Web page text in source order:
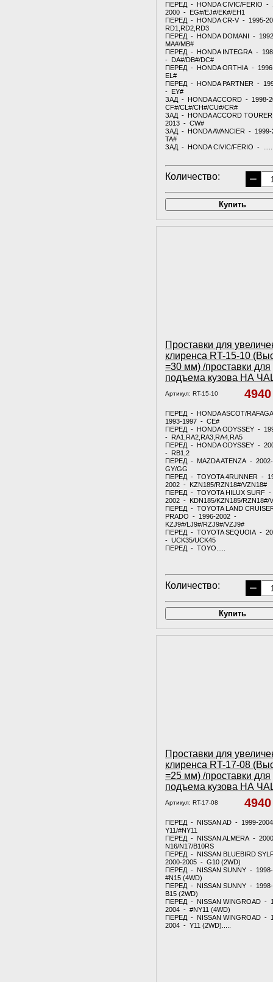
ПЕРЕД - HONDA CIVIC/FERIO -
2000 - EG#/EJ#/EK#/EH1
ПЕРЕД - HONDA CR-V - 1995-
RD1,RD2,RD3
ПЕРЕД - HONDA DOMANI -
MA#/MB#
ПЕРЕД - HONDA INTEGRA -
- DA#/DB#/DC#
ПЕРЕД - HONDA ORTHIA -
EL#
ПЕРЕД - HONDA PARTNER -
- EY#
ЗАД - HONDA ACCORD - 1998-
CF#/CL#/CH#/CU#/CR#
ЗАД - HONDA ACCORD
2013 - CW#
ЗАД - HONDA AVANCIER -
TA#
ЗАД - HONDA CIVIC/FERIO - .....
Количество: −
Купить
Проставки для
клиренса RT-15-10
=30 мм) /проставки для
подъема кузова НА
Артикул: RT-15-10
ПЕРЕД - HONDA ASCOT/
1993-1997 - СE#
ПЕРЕД - HONDA ODYSSEY -
- RA1,RA2,RA3,RA4,RA5
ПЕРЕД - HONDA ODYSSEY -
- RB1,2
ПЕРЕД - MAZDA ATENZA -
GY/GG
ПЕРЕД - TOYOTA 4RUNNER -
2002 - KZN185/RZN18#/VZN18#
ПЕРЕД - TOYOTA HILUX SURF -
2002 - KDN185/KZN185/RZN18#/
ПЕРЕД - TOYOTA LAND
PRADO - 1996-2002 -
KZJ9#/LJ9#/RZJ9#/VZJ9#
ПЕРЕД - TOYOTA SEQUOIA -
- UCK35/UCK45
ПЕРЕД - TOYO.....
Количество: −
Купить
Проставки для
клиренса RT-17-08
=25 мм) /проставки для
подъема кузова НА
Артикул: RT-17-08
ПЕРЕД - NISSAN AD - 1999-
Y11/#NY11
ПЕРЕД - NISSAN ALMERA -
N16/N17/B10RS
ПЕРЕД - NISSAN BLUEBIRD
2000-2005 - G10 (2WD)
ПЕРЕД - NISSAN SUNNY -
#N15 (4WD)
ПЕРЕД - NISSAN SUNNY -
B15 (2WD)
ПЕРЕД - NISSAN WINGROAD -
2004 - #NY11 (4WD)
ПЕРЕД - NISSAN WINGROAD -
2004 - Y11 (2WD).....